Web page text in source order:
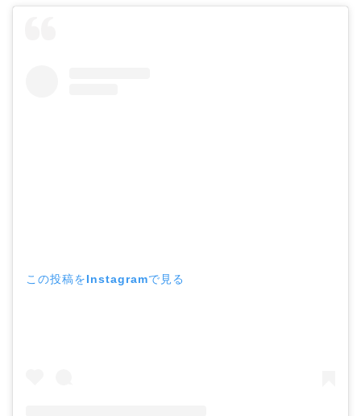
この投稿をInstagramで見る